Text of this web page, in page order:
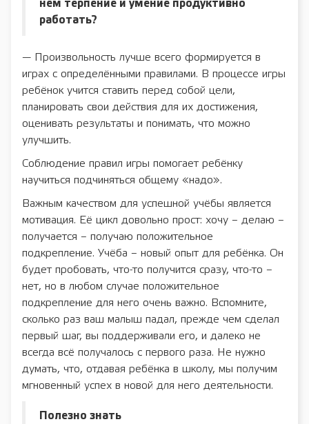
нём терпение и умение продуктивно
работать?
— Произвольность лучше всего формируется в
играх с определёнными правилами. В процессе игры
ребёнок учится ставить перед собой цели,
планировать свои действия для их достижения,
оценивать результаты и понимать, что можно
улучшить.
Соблюдение правил игры помогает ребёнку
научиться подчиняться общему «надо».
Важным качеством для успешной учёбы является
мотивация. Её цикл довольно прост: хочу – делаю –
получается – получаю положительное
подкрепление. Учёба – новый опыт для ребёнка. Он
будет пробовать, что-то получится сразу, что-то –
нет, но в любом случае положительное
подкрепление для него очень важно. Вспомните,
сколько раз ваш малыш падал, прежде чем сделал
первый шаг, вы поддерживали его, и далеко не
всегда всё получалось с первого раза. Не нужно
думать, что, отдавая ребёнка в школу, мы получим
мгновенный успех в новой для него деятельности.
Полезно знать